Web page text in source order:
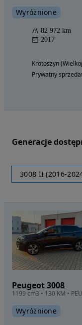
Wyróżnione
82 972 km
2017
Krotoszyn
Prywatny
Generacje
3008 II (2016-
Peugeot 3008
1199 cm3 • 130 KM •
Wyróżnione